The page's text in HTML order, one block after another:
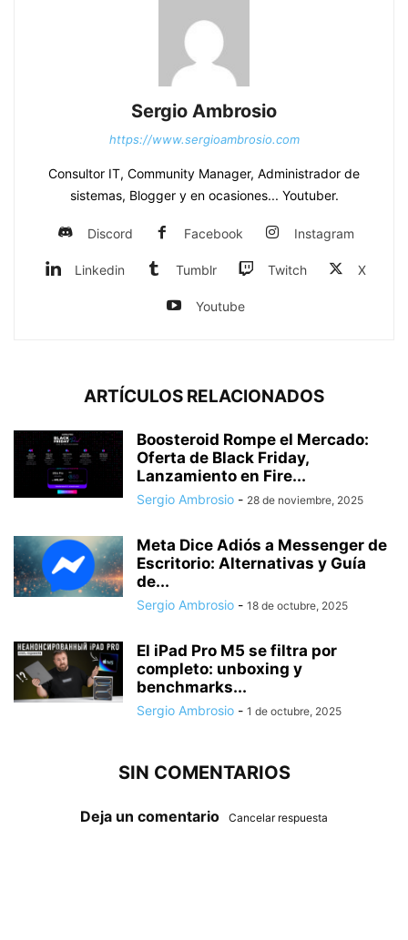
Sergio Ambrosio
https://www.sergioambrosio.com
Consultor IT, Community Manager, Administrador de
sistemas, Blogger y en ocasiones... Youtuber.
Discord Facebook Instagram
Linkedin Tumblr Twitch X
Youtube
ARTÍCULOS RELACIONADOS
Boosteroid Rompe el Mercado:
Oferta de Black Friday,
Lanzamiento en Fire...
Sergio Ambrosio - 28 de noviembre, 2025
Meta Dice Adiós a Messenger de
Escritorio: Alternativas y Guía
de...
Sergio Ambrosio - 18 de octubre, 2025
El iPad Pro M5 se filtra por
completo: unboxing y
benchmarks...
Sergio Ambrosio - 1 de octubre, 2025
SIN COMENTARIOS
Deja un comentario Cancelar respuesta